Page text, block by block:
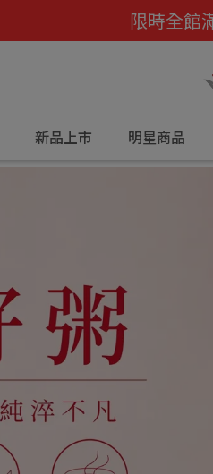
限時全館
新品上市 明星商品